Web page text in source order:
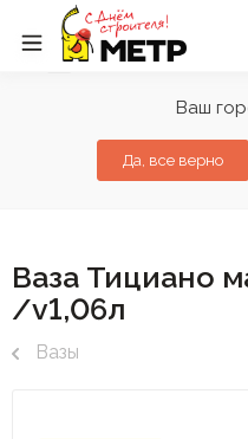
Ваш
Да, все верно
Ваза Тициано
/v1,06л
Вазы